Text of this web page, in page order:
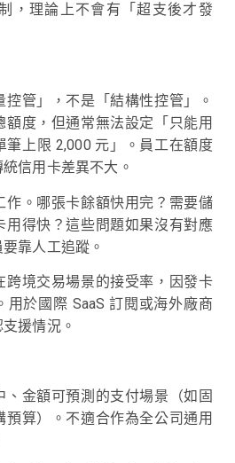
，理論上不會有「超支後才發
管」，不是「結構性控管」。
度，但通常無法設定「只能用
筆上限 2,000 元」。員工在額度
信用卡差異不大。
作。哪張卡餘額快用完？需要儲
用得快？這些問題如果沒有對應
靠人工追蹤。
跨境交易場景的接受率，因發卡
用於國際 SaaS 訂閱或海外廠商
援情況。
、金額可預測的支付場景（如固
預算）。不適合作為全公司通用